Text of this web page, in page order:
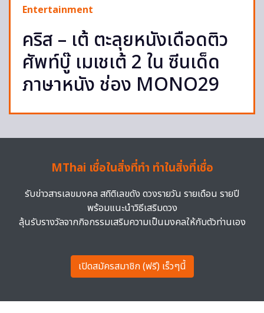
Entertainment
คริส – เต้ ตะลุยหนังเดือดติว
ศัพท์บู๊ เมเชเต้ 2 ใน ซีนเด็ด
ภาษาหนัง ช่อง MONO29
MThai เชื่อในสิ่งที่ทำ ทำในสิ่งที่เชื่อ
รับข่าวสารเลขมงคล สถิติเลขดัง ดวงรายวัน รายเดือน รายปี
พร้อมแนะนำวิธีเสริมดวง
ลุ้นรับรางวัลจากกิจกรรมเสริมความเป็นมงคลให้กับตัวท่านเอง
เปิดสมัครสมาชิก (ฟรี) เร็วๆนี้